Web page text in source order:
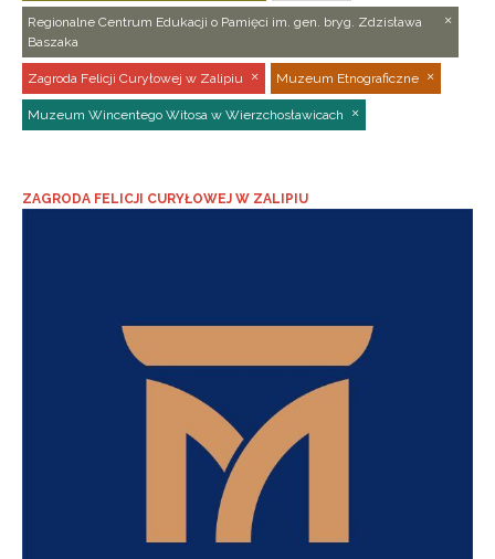
Regionalne Centrum Edukacji o Pamięci im. gen. bryg. Zdzisława
Baszaka
Zagroda Felicji Curyłowej w Zalipiu Muzeum Etnograficzne
Muzeum Wincentego Witosa w Wierzchosławicach
ZAGRODA FELICJI CURYŁOWEJ W ZALIPIU